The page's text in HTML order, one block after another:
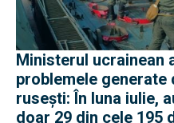
Ministerul ucrainean
problemele
rusești: În luna iulie,
doar 29 din cele 195